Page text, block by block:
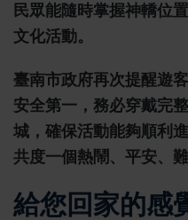
民眾能隨時掌握神轎位
文化活動。
臺南市政府再次提醒遊
安全第一，務必穿戴完
城，確保活動能夠順利
共度一個熱鬧、平安、
給您回家的感